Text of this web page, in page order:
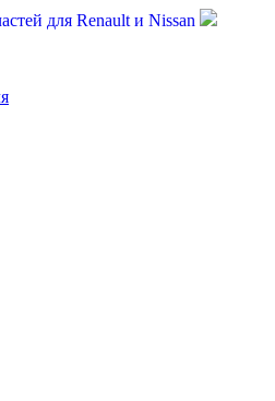
для Renault и Nissan